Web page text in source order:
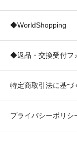
◆WorldShopping
◆返品・交換受付フ
特定商取引法に基づ
プライバシーポリシ